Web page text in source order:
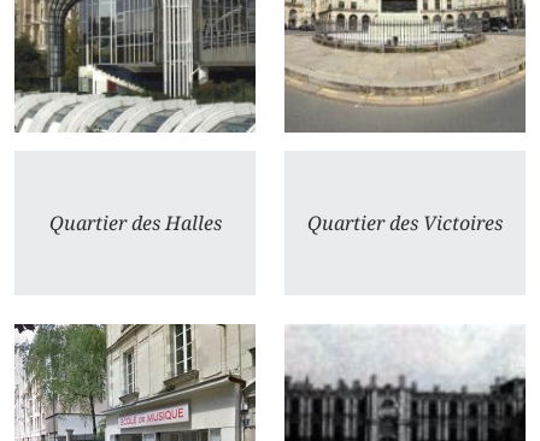
Quartier des Halles Quartier des Victoires